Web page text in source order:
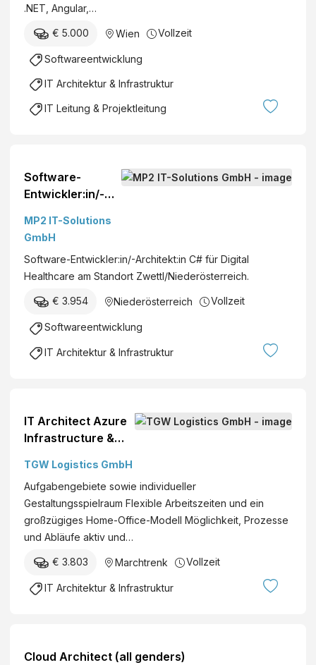
.NET, Angular,…
€ 5.000 Wien Vollzeit
Softwareentwicklung
IT Architektur & Infrastruktur
IT Leitung & Projektleitung
Software-
Entwickler:in/-
Zwettl/ NÖ
MP2 IT-Solutions
GmbH
Software-Entwickler:in/-Architekt:in C# für Digital
Healthcare am Standort Zwettl/Niederösterreich.
€ 3.954 Niederösterreich Vollzeit
Softwareentwicklung
IT Architektur & Infrastruktur
IT Architect Azure
Infrastructure &
Marchtrenk,
Österreich
Entwicklung /
Software / IT
Berufserfahrene
TGW Logistics GmbH
Aufgabengebiete sowie individueller
Gestaltungsspielraum Flexible Arbeitszeiten und ein
großzügiges Home-Office-Modell Möglichkeit, Prozesse
und Abläufe aktiv und…
€ 3.803 Marchtrenk Vollzeit
IT Architektur & Infrastruktur
Cloud Architect (all genders)